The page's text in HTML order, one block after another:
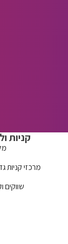
קניות
מרכזי קניות
שווקים